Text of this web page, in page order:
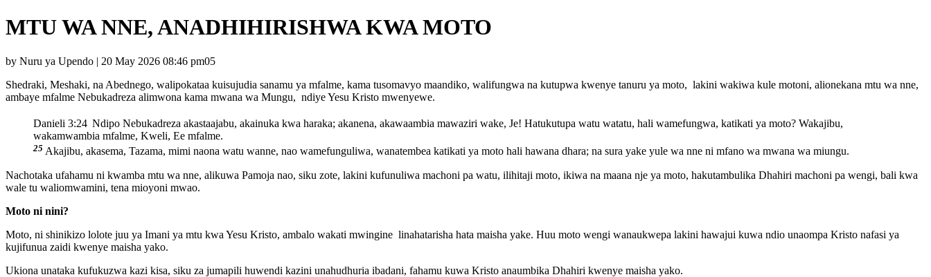
MTU WA NNE, ANADHIHIRISHWA KWA MOTO
by Nuru ya Upendo | 20 May 2026 08:46 pm05
Shedraki, Meshaki, na Abednego, walipokataa kuisujudia sanamu ya mfalme, kama tusomavyo maandiko, walifungwa na kutupwa kwenye tanuru ya moto, lakini wakiwa kule motoni, alionekana mtu wa nne,
ambaye mfalme Nebukadreza alimwona kama mwana wa Mungu, ndiye Yesu Kristo mwenyewe.
Danieli 3:24 Ndipo Nebukadreza akastaajabu, akainuka kwa haraka; akanena, akawaambia mawaziri wake, Je! Hatukutupa watu watatu, hali wamefungwa, katikati ya moto? Wakajibu,
wakamwambia mfalme, Kweli, Ee mfalme.
25 Akajibu, akasema, Tazama, mimi naona watu wanne, nao wamefunguliwa, wanatembea katikati ya moto hali hawana dhara; na sura yake yule wa nne ni mfano wa mwana wa miungu.
Nachotaka ufahamu ni kwamba mtu wa nne, alikuwa Pamoja nao, siku zote, lakini kufunuliwa machoni pa watu, ilihitaji moto, ikiwa na maana nje ya moto, hakutambulika Dhahiri machoni pa wengi, bali kwa
wale tu waliomwamini, tena mioyoni mwao.
Moto ni nini?
Moto, ni shinikizo lolote juu ya Imani ya mtu kwa Yesu Kristo, ambalo wakati mwingine linahatarisha hata maisha yake. Huu moto wengi wanaukwepa lakini hawajui kuwa ndio unaompa Kristo nafasi ya
kujifunua zaidi kwenye maisha yako.
Ukiona unataka kufukuzwa kazi kisa, siku za jumapili huwendi kazini unahudhuria ibadani, fahamu kuwa Kristo anaumbika Dhahiri kwenye maisha yako.